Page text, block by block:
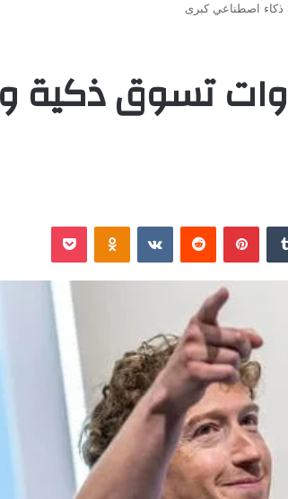
ذكاء اصطناعي كبرى
تسوق ذكية
‏Tumblr بينتيريست ‏Reddit
‏VKontakte
Odnoklassniki
‫Pocket